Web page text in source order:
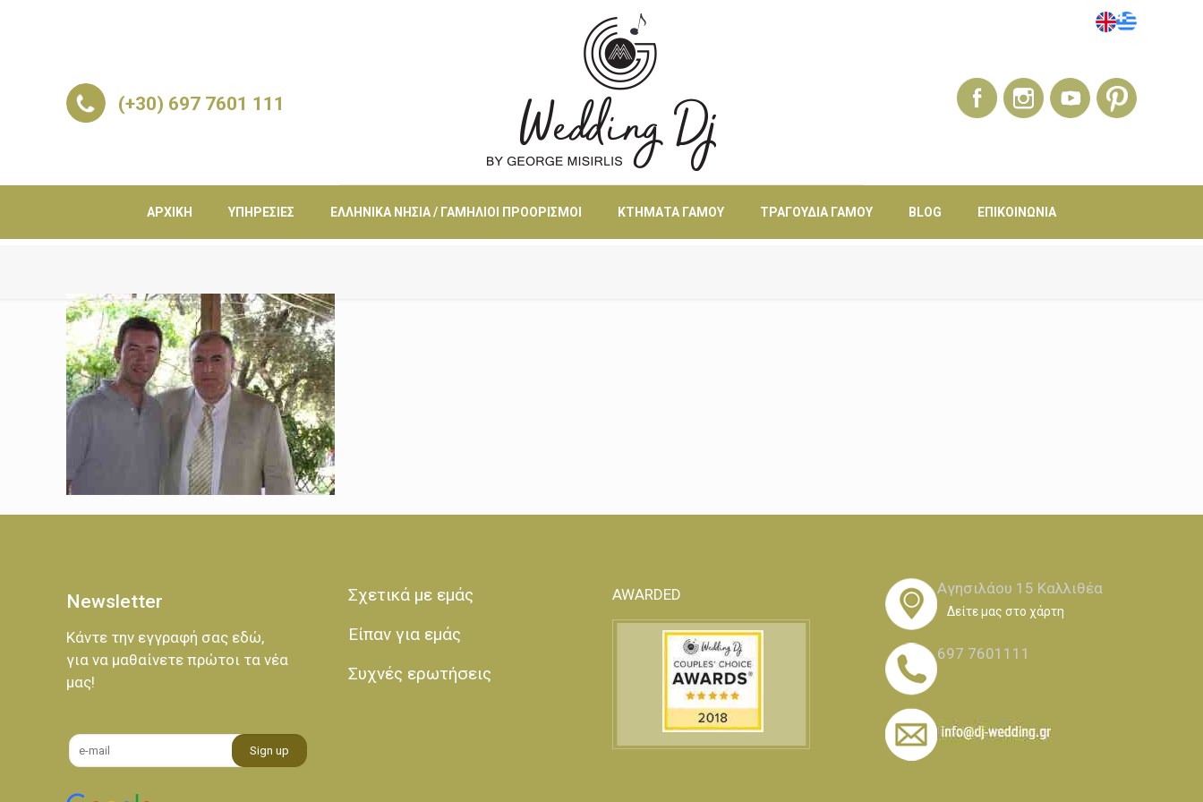
(+30) 697 7601 111
ΑΡΧΙΚΉ ΥΠΗΡΕΣΊΕΣ ΕΛΛΗΝΙΚΆ ΝΗΣΙΆ / ΓΑΜΉΛΙΟΙ ΠΡΟΟΡΙΣΜΟΊ ΚΤΉΜΑΤΑ ΓΆΜΟΥ ΤΡΑΓΟΎΔΙΑ ΓΆΜΟΥ BLOG ΕΠΙΚΟΙΝΩΝΊΑ
Newsletter
Κάντε την εγγραφή σας εδώ,
για να μαθαίνετε πρώτοι τα νέα
μας!
Σχετικά με εμάς
Είπαν για εμάς
Συχνές ερωτήσεις
AWARDED Αγησιλάου 15 Καλλιθέα
Δείτε μας στο χάρτη
697 7601111